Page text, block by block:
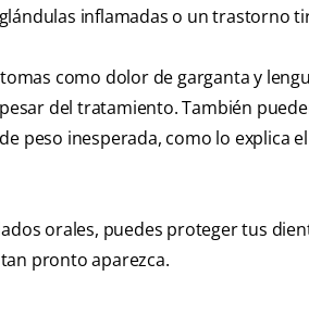
inflamadas o un trastorno
como dolor de garganta y
del tratamiento. También
peso inesperada, como lo explica el
orales, puedes proteger tus
pronto aparezca.